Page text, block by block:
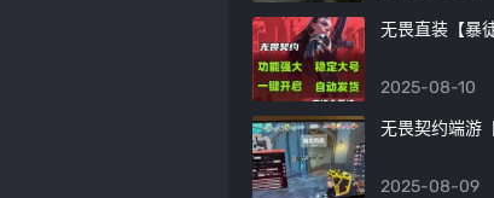
无畏直装【暴徒
2025-08-10
无畏契约端游【
2025-08-09